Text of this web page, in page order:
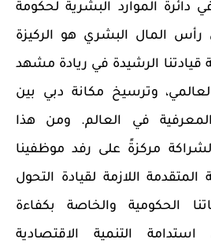
دائرة الموارد البشرية لحكومة
رأس المال البشري هو الركيزة
قيادتنا الرشيدة في ريادة مشهد
العالمي، وترسيخ مكانة دبي بين
في العالم. ومن هذا
مركزةً على رفد موظفينا
المتقدمة اللازمة لقيادة التحول
الحكومية والخاصة بكفاءة
التنمية الاقتصادية